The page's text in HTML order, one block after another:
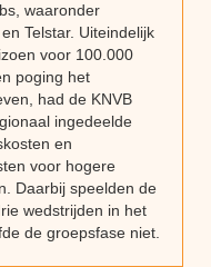
waaronder
Telstar. Uiteindelijk
voor 100.000
poging het
had de KNVB
ingedeelde
en
voor hogere
Daarbij speelden de
wedstrijden in het
de groepsfase niet.